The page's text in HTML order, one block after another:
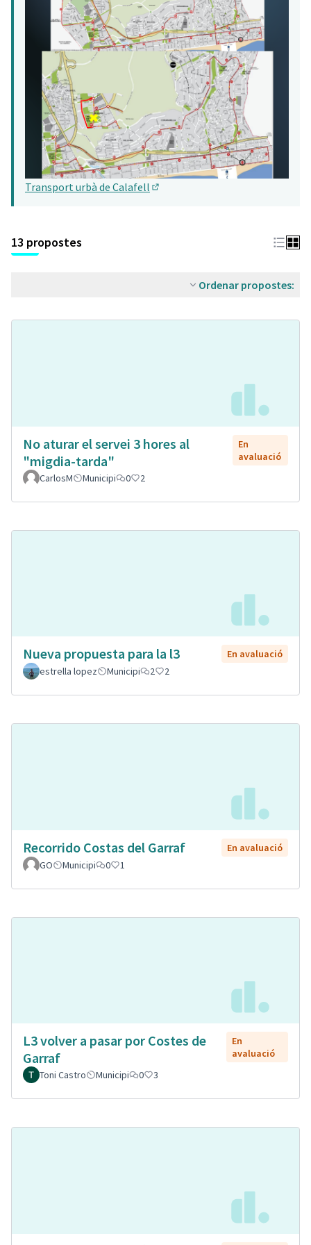
Transport urbà de Calafell
13 propostes
Ordenar propostes:
No aturar el servei 3 hores al
"migdia-tarda"
En
avaluació
CarlosM
Municipi 0 2
Nueva propuesta para la l3
En avaluació
estrella lopez
Municipi 2 2
Recorrido Costas del Garraf
En avaluació
GO
Municipi 0 1
L3 volver a pasar por Costes de
Garraf
En
avaluació
Toni Castro
Municipi 0 3